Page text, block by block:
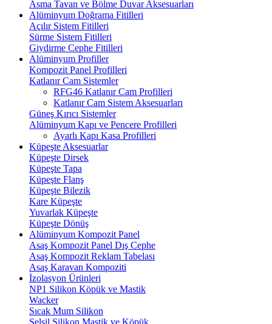
Asma Tavan ve Bölme Duvar Aksesuarları
Alüminyum Doğrama Fitilleri
Açılır Sistem Fitilleri
Sürme Sistem Fitilleri
Giydirme Cephe Fitilleri
Alüminyum Profiller
Kompozit Panel Profilleri
Katlanır Cam Sistemler
RFG46 Katlanır Cam Profilleri
Katlanır Cam Sistem Aksesuarları
Güneş Kırıcı Sistemler
Alüminyum Kapı ve Pencere Profilleri
Ayarlı Kapı Kasa Profilleri
Küpeşte Aksesuarlar
Küpeşte Dirsek
Küpeşte Tapa
Küpeşte Flanş
Küpeşte Bilezik
Kare Küpeşte
Yuvarlak Küpeşte
Küpeşte Dönüş
Alüminyum Kompozit Panel
Asaş Kompozit Panel Dış Cephe
Asaş Kompozit Reklam Tabelası
Asaş Karavan Kompoziti
İzolasyon Ürünleri
NP1 Silikon Köpük ve Mastik
Wacker
Sıcak Mum Silikon
Selsil Silikon Mastik ve Köpük